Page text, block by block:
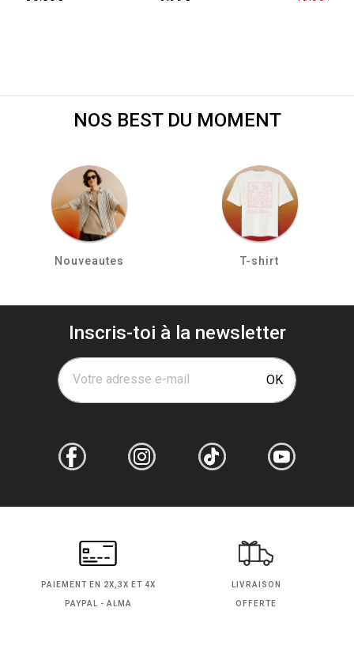
NOS BEST DU MOMENT
Nouveautes T-shirt
Inscris-toi à la newsletter
Votre adresse e-mail OK
PAIEMENT EN 2X,3X ET 4X
PAYPAL - ALMA
LIVRAISON
OFFERTE